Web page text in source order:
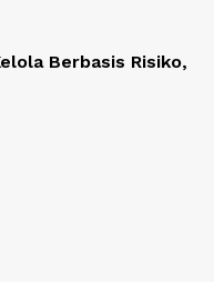
Berbasis Risiko,